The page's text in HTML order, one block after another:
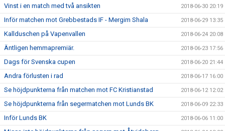
Vinst i en match med två ansikten 2018-06-30 20:19
Inför matchen mot Grebbestads IF - Mergim Shala 2018-06-29 13:35
Kallduschen på Vapenvallen 2018-06-24 20:08
Äntligen hemmapremiär. 2018-06-23 17:56
Dags för Svenska cupen 2018-06-20 21:44
Andra förlusten i rad 2018-06-17 16:00
Se höjdpunkterna från matchen mot FC Kristianstad 2018-06-12 12:02
Se höjdpunkterna från segermatchen mot Lunds BK 2018-06-09 22:33
Inför Lunds BK 2018-06-06 11:00